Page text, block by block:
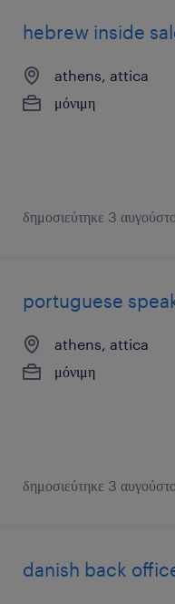
hebrew inside
athens, attica
μόνιμη
δημοσιεύτηκε 3
portuguese
athens, attica
μόνιμη
δημοσιεύτηκε 3
danish back